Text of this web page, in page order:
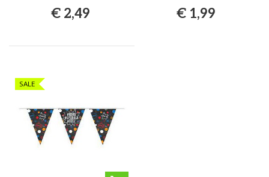
€ 2,49 € 1,99
SALE